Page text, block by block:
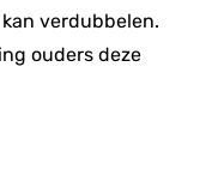
verdubbelen.
ouders deze